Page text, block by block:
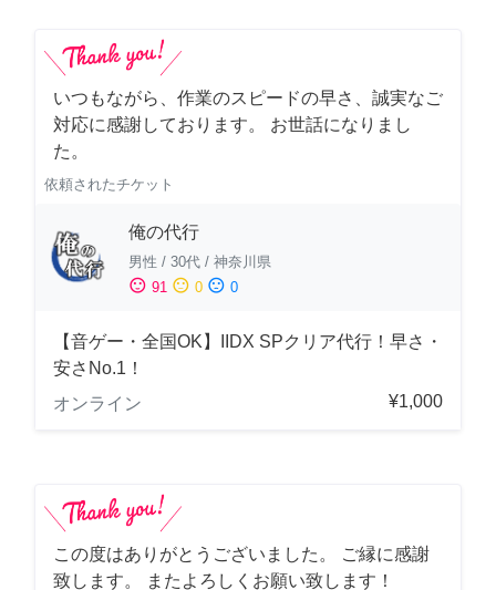
いつもながら、作業のスピードの早さ、誠実なご
対応に感謝しております。 お世話になりまし
た。
依頼されたチケット
俺の代行
男性 / 30代 / 神奈川県
sentiment_satisfied 91 sentiment_neutral 0 sentiment_dissatisfied 0
【音ゲー・全国OK】IIDX SPクリア代行！早さ・
安さNo.1！
オンライン
¥1,000
この度はありがとうございました。 ご縁に感謝
致します。 またよろしくお願い致します！